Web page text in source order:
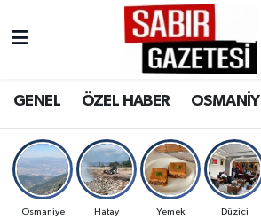
GENEL ÖZEL HABER
Osmaniye Hatay Yemek Düziçi
OSMANİYE
MAGAZİN
Osmaniye Nöbetçi Eczaneler
Osmaniye Trafik Yoğunluk
Süper Lig Puan Durumu ve